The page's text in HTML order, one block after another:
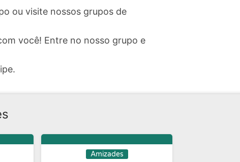
ou visite nossos grupos de
você! Entre no nosso grupo e
Amizades